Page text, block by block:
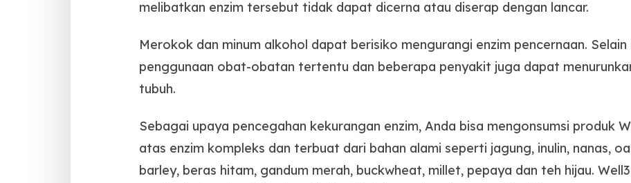
melibatkan enzim tersebut tidak dapat dicerna atau diserap dengan lancar.
Merokok dan minum alkohol dapat berisiko mengurangi enzim pencernaan.
penggunaan obat-obatan tertentu dan beberapa penyakit juga dapat
tubuh.
Sebagai upaya pencegahan kekurangan enzim, Anda bisa mengonsumsi produk
atas enzim kompleks dan terbuat dari bahan alami seperti jagung, inulin, nanas,
barley, beras hitam, gandum merah, buckwheat, millet, pepaya dan teh hijau.